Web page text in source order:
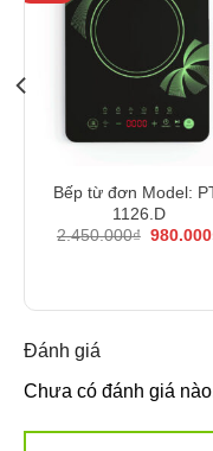
Bếp từ đơn Model:
1126.D
2.450.000₫ Giá
980.000
Đánh giá
Chưa có đánh giá